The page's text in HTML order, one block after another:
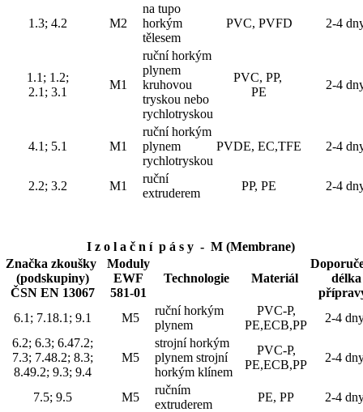
1.3; 4.2 M2
na tupo
horkým
tělesem
PVC, PVFD 2-4
1.1; 1.2;
2.1; 3.1
M1
ruční horkým
plynem
kruhovou
tryskou nebo
rychlotryskou
PVC, PP,
PE
2-4
4.1; 5.1 M1
ruční horkým
plynem
rychlotryskou
PVDE, EC,TFE 2-4
2.2; 3.2 M1
ruční
extruderem
PP, PE 2-4
I z o l a č n í p á s y - M (Membrane)
Značka zkoušky
(podskupiny)
ČSN EN 13067
Moduly
EWF
581-01
Technologie Materiál
délka
6.1; 7.18.1; 9.1
M5
ruční horkým
plynem
PVC-P,
PE,ECB,PP
2-4
6.2; 6.3; 6.47.2;
7.3; 7.48.2; 8.3;
8.49.2; 9.3; 9.4
M5
strojní horkým
plynem strojní
horkým klínem
PVC-P,
PE,ECB,PP
2-4
7.5; 9.5 M5
ručním
extruderem
PE, PP 2-4